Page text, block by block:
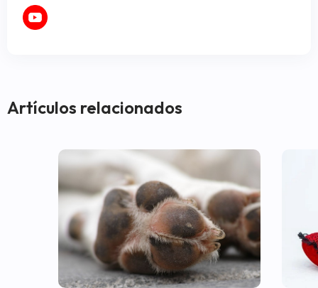
Artículos relacionados